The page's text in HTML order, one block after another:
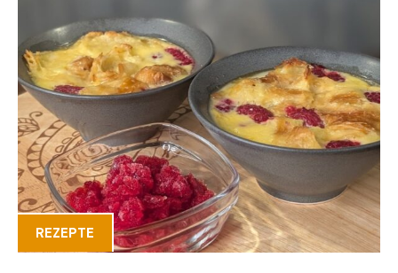
REZEPTE